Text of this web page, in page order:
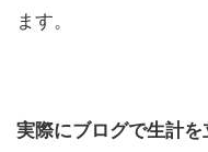
ます。
実際にブログで生計を